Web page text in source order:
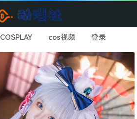
COSPLAY cos视频 登录